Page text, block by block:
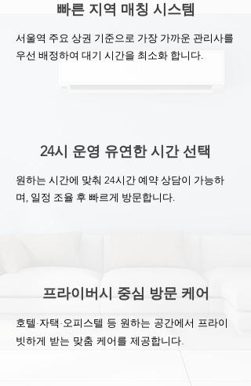
빠른 지역 매칭 시스템
서울역 주요 상권 기준으로 가장 가까운 관리사를
우선 배정하여 대기 시간을 최소화 합니다.
24시 운영 유연한 시간 선택
원하는 시간에 맞춰 24시간 예약 상담이 가능하
며, 일정 조율 후 빠르게 방문합니다.
프라이버시 중심 방문 케어
호텔·자택·오피스텔 등 원하는 공간에서 프라이
빗하게 받는 맞춤 케어를 제공합니다.